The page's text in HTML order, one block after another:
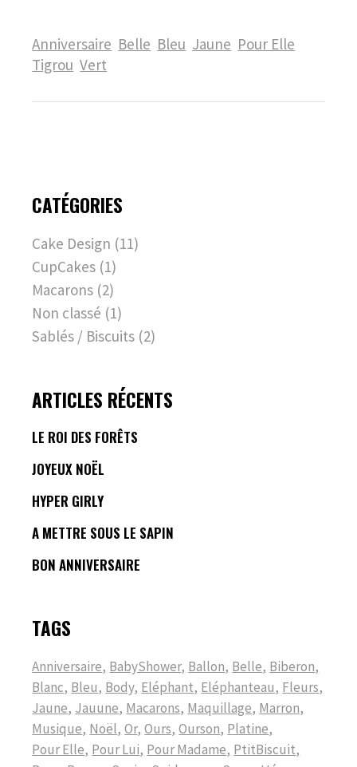
Anniversaire Belle Bleu Jaune Pour Elle
Tigrou Vert
CATÉGORIES
Cake Design (11)
CupCakes (1)
Macarons (2)
Non classé (1)
Sablés / Biscuits (2)
ARTICLES RÉCENTS
LE ROI DES FORÊTS
JOYEUX NOËL
HYPER GIRLY
A METTRE SOUS LE SAPIN
BON ANNIVERSAIRE
TAGS
Anniversaire BabyShower Ballon Belle Biberon
Blanc Bleu Body Eléphant Eléphanteau Fleurs
Jaune Jauune Macarons Maquillage Marron
Musique Noël Or Ours Ourson Platine
Pour Elle Pour Lui Pour Madame PtitBiscuit